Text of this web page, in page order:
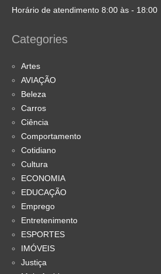
Horário de atendimento 8:00 às - 18:00
Categories
Artes
AVIAÇÃO
Beleza
Carros
Ciência
Comportamento
Cotidiano
Cultura
ECONOMIA
EDUCAÇÃO
Emprego
Entretenimento
ESPORTES
IMÓVEIS
Justiça